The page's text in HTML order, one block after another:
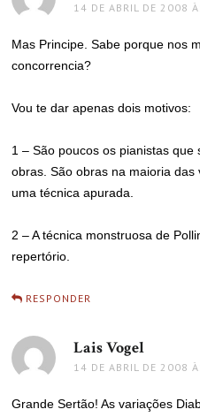
14 DE ABRIL DE 2008
Mas Principe. Sabe porque nos
concorrencia?
Vou te dar apenas dois motivos:
1 – São poucos os pianistas
obras. São obras na maioria
uma técnica apurada.
2 – A técnica monstruosa de
repertório.
RESPONDER
Lais Vogel
14 DE ABRIL DE 2008
Grande Sertão! As variações